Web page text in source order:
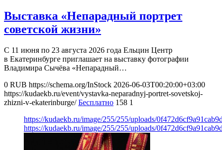
Выставка «Непарадный портрет
советской жизни»
С 11 июня по 23 августа 2026 года Ельцин Центр
в Екатеринбурге приглашает на выставку фотографии
Владимира Сычёва «Непарадный…
0 RUB https://schema.org/InStock 2026-06-03T00:20:00+03:00
https://kudaekb.ru/event/vystavka-neparadnyj-portret-sovetskoj-
zhizni-v-ekaterinburge/ Бесплатно 158 1
https://kudaekb.ru/image/255/255/uploads/
https://kudaekb.ru/image/255/255/uploads/